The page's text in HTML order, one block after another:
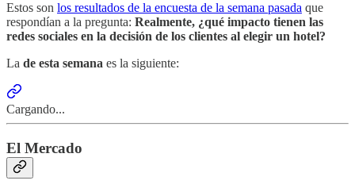
Estos son los resultados de la encuesta de la semana pasada que
respondían a la pregunta: Realmente, ¿qué impacto tienen las
redes sociales en la decisión de los clientes al elegir un hotel?
La de esta semana es la siguiente:
Cargando...
El Mercado